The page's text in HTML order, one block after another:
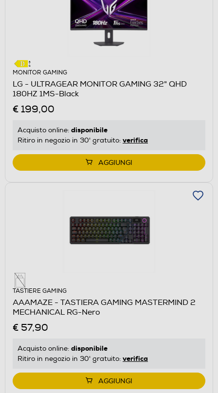
MONITOR GAMING
LG - ULTRAGEAR MONITOR GAMING 32" QHD
180HZ 1MS-Black
€ 199,00
Acquisto online: disponibile
Ritiro in negozio in 30' gratuito: verifica
AGGIUNGI
TASTIERE GAMING
AAAMAZE - TASTIERA GAMING MASTERMIND 2
MECHANICAL RG-Nero
€ 57,90
Acquisto online: disponibile
Ritiro in negozio in 30' gratuito: verifica
AGGIUNGI